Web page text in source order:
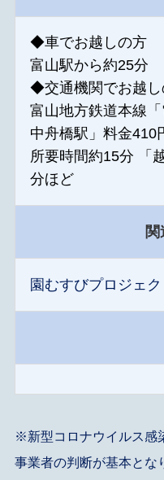
◆車でお越しの方
富山駅から約25分
◆交通機関でお越し
富山地方鉄道本線
中舟橋駅」料金410
所要時間約15分 「
分ほど
関
園むすびプロジェ
※新型コロナウイルス感
事業者の判断が基本とな